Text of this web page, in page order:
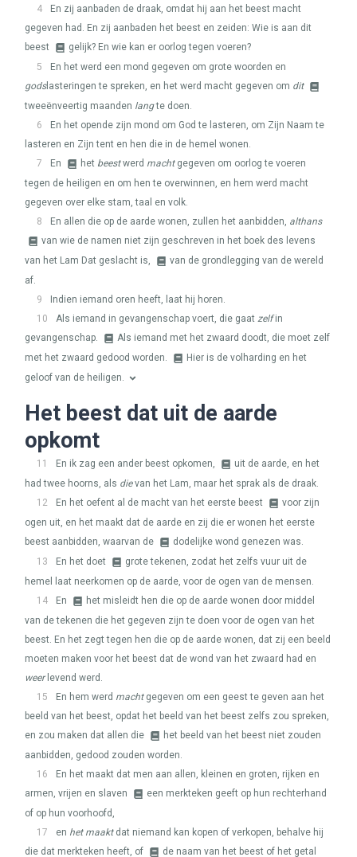
4
En zij aanbaden de draak, omdat hij aan het beest macht
gegeven had. En zij aanbaden het beest en zeiden: Wie is aan dit
beest
gelijk? En wie kan er oorlog tegen voeren?
5
En het werd een mond gegeven om grote woorden en
godslasteringen te spreken, en het werd macht gegeven om dit
tweeënveertig maanden langte doen.
6
En het opende zijn mond om God te lasteren, om Zijn Naam te
lasteren en Zijn tent en hen die in de hemel wonen.
7
En het beestwerd machtgegeven om oorlog te voeren
tegen de heiligen en om hen te overwinnen, en hem werd macht
gegeven over elke stam, taal en volk.
8
En allen die op de aarde wonen, zullen het aanbidden, althans
van wie de namen niet zijn geschreven in het boek des levens
van het Lam Dat geslacht is,
van de grondlegging van de wereld
af.
9
Indien iemand oren heeft, laat hij horen.
10
Als iemand in gevangenschap voert, die gaat zelfin
gevangenschap.
Als iemand met het zwaard doodt, die moet zelf
met het zwaard gedood worden.
Hier is de volharding en het
geloof van de heiligen.
Het beest dat uit de aarde
opkomt
11 En ik zag een ander beest opkomen,
uit de aarde, en het
had twee hoorns, als dievan het Lam, maar het sprak als de draak.
12
En het oefent al de macht van het eerste beest
voor zijn
ogen uit, en het maakt dat de aarde en zij die er wonen het eerste
beest aanbidden, waarvan de
dodelijke wond genezen was.
13
En het doet
grote tekenen, zodat het zelfs vuur uit de
hemel laat neerkomen op de aarde, voor de ogen van de mensen.
14
En
het misleidt hen die op de aarde wonen door middel
van de tekenen die het gegeven zijn te doen voor de ogen van het
beest. En het zegt tegen hen die op de aarde wonen, dat zij een beeld
moeten maken voor het beest dat de wond van het zwaard had en
weerlevend werd.
15
En hem werd machtgegeven om een geest te geven aan het
beeld van het beest, opdat het beeld van het beest zelfs zou spreken,
en zou maken dat allen die
het beeld van het beest niet zouden
aanbidden, gedood zouden worden.
16
En het maakt dat men aan allen, kleinen en groten, rijken en
armen, vrijen en slaven
een merkteken geeft op hun rechterhand
of op hun voorhoofd,
17
en het maaktdat niemand kan kopen of verkopen, behalve hij
die dat merkteken heeft, of
de naam van het beest of het getal